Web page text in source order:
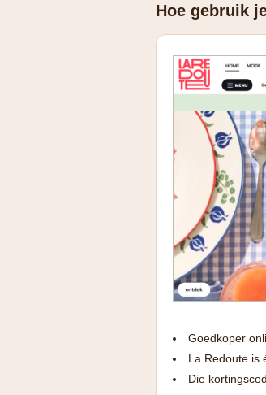
Hoe gebruik
Goedkoper
La Redoute is
Die